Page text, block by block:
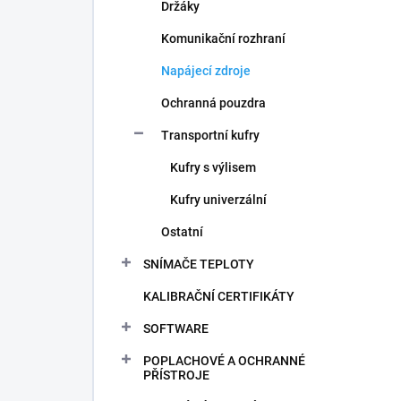
Držáky
Komunikační rozhraní
Napájecí zdroje
Ochranná pouzdra
Transportní kufry
Kufry s výlisem
Kufry univerzální
Ostatní
SNÍMAČE TEPLOTY
KALIBRAČNÍ CERTIFIKÁTY
SOFTWARE
POPLACHOVÉ A OCHRANNÉ
PŘÍSTROJE